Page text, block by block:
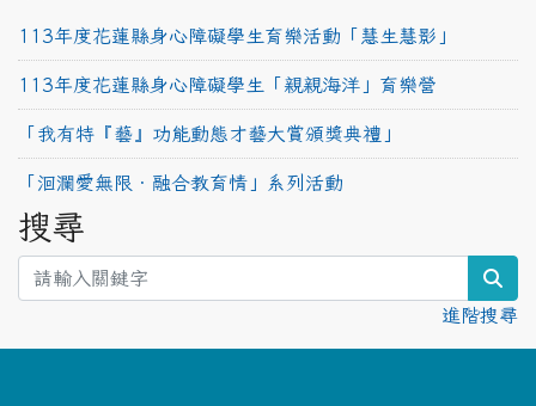
113年度花蓮縣身心障礙學生育樂活動「慧生慧影」
113年度花蓮縣身心障礙學生「親親海洋」育樂營
「我有特『藝』功能動態才藝大賞頒獎典禮」
「洄瀾愛無限‧融合教育情」系列活動
搜尋
進階搜尋